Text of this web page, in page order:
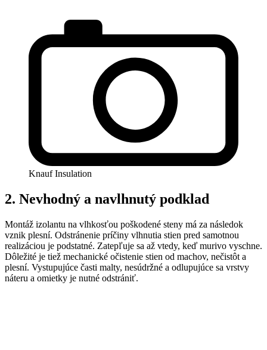
Knauf Insulation
2. Nevhodný a navlhnutý podklad
Montáž izolantu na vlhkosťou poškodené steny má za následok
vznik plesní. Odstránenie príčiny vlhnutia stien pred samotnou
realizáciou je podstatné. Zatepľuje sa až vtedy, keď murivo vyschne.
Dôležité je tiež mechanické očistenie stien od machov, nečistôt a
plesní. Vystupujúce časti malty, nesúdržné a odlupujúce sa vrstvy
náteru a omietky je nutné odstrániť.